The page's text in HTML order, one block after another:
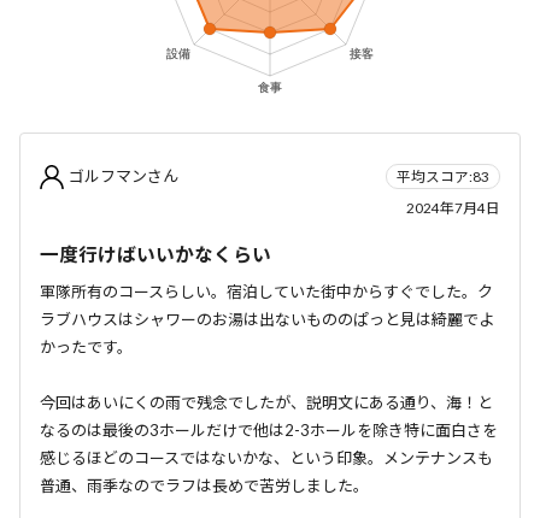
ゴルフマンさん
平均スコア:83
2024年7月4日
一度行けばいいかなくらい
軍隊所有のコースらしい。宿泊していた街中からすぐでした。ク
ラブハウスはシャワーのお湯は出ないもののぱっと見は綺麗でよ
かったです。
今回はあいにくの雨で残念でしたが、説明文にある通り、海！と
なるのは最後の3ホールだけで他は2-3ホールを除き特に面白さを
感じるほどのコースではないかな、という印象。メンテナンスも
普通、雨季なのでラフは長めで苦労しました。